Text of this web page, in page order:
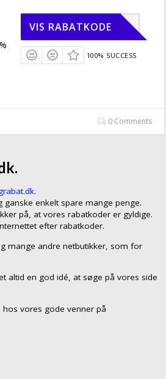
RGSHIP15
VIS RABATKODE
100% SUCCESS
0 Comments
.
enkelt spare mange penge.
på, at vores rabatkoder er gyldige.
efter rabatkoder.
mange andre netbutikker, som for
altid en god idé, at søge på vores side
vores gode venner på